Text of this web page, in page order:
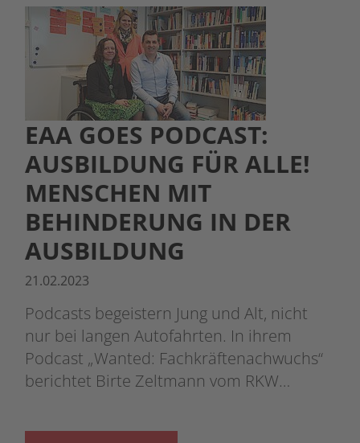
EAA GOES PODCAST:
AUSBILDUNG FÜR ALLE!
MENSCHEN MIT
BEHINDERUNG IN DER
AUSBILDUNG
21.02.2023
Podcasts begeistern Jung und Alt, nicht
nur bei langen Autofahrten. In ihrem
Podcast „Wanted: Fachkräftenachwuchs“
berichtet Birte Zeltmann vom RKW…